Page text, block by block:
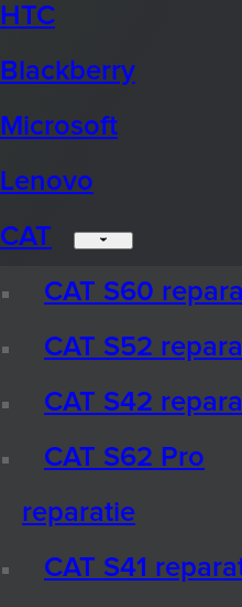
HTC
Blackberry
Microsoft
Lenovo
CAT
CAT S60
CAT S52
CAT S42
CAT S62 Pro
reparatie
CAT S41